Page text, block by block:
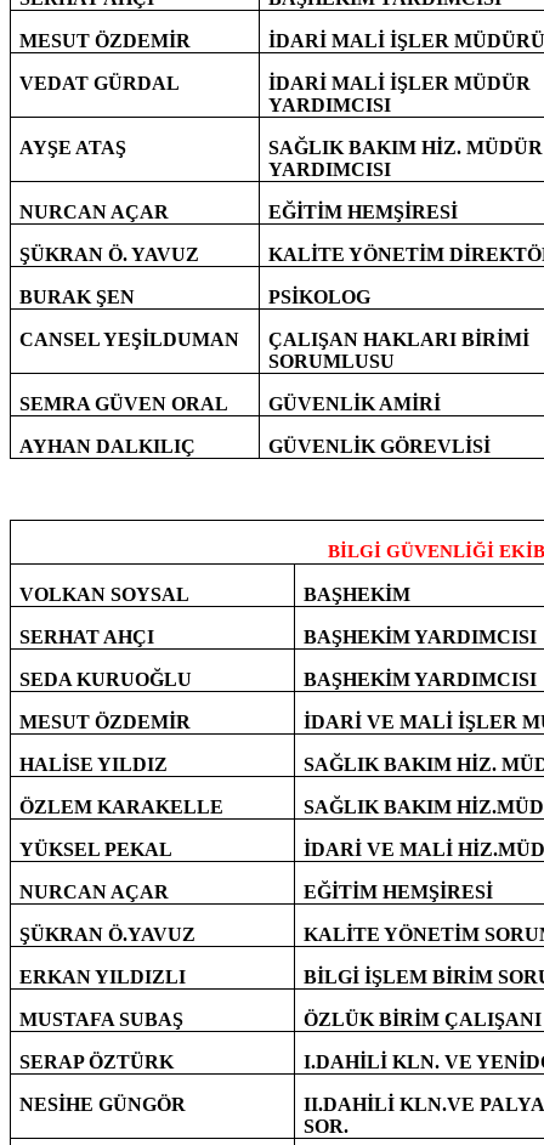
MESUT ÖZDEMİR İDARİ MALİ İŞLER
VEDAT GÜRDAL
İDARİ MALİ İŞLER MÜDÜR
YARDIMCISI
AYŞE ATAŞ
SAĞLIK BAKIM HİZ. MÜDÜR
YARDIMCISI
NURCAN AÇAR EĞİTİM HEMŞİRESİ
ŞÜKRAN Ö. YAVUZ KALİTE YÖNETİM
BURAK ŞEN PSİKOLOG
CANSEL YEŞİLDUMAN
ÇALIŞAN HAKLARI BİRİMİ
SORUMLUSU
SEMRA GÜVEN ORAL GÜVENLİK AMİRİ
AYHAN DALKILIÇ GÜVENLİK GÖREVLİSİ
BİLGİ GÜVENLİĞİ
VOLKAN SOYSAL BAŞHEKİM
SERHAT AHÇI BAŞHEKİM YARDIMCISI
SEDA KURUOĞLU BAŞHEKİM YARDIMCISI
MESUT ÖZDEMİR İDARİ VE MALİ İŞLER
HALİSE YILDIZ SAĞLIK BAKIM HİZ.
ÖZLEM KARAKELLE SAĞLIK BAKIM
YÜKSEL PEKAL İDARİ VE MALİ
NURCAN AÇAR EĞİTİM HEMŞİRESİ
ŞÜKRAN Ö.YAVUZ KALİTE YÖNETİM
ERKAN YILDIZLI BİLGİ İŞLEM BİRİM
MUSTAFA SUBAŞ ÖZLÜK BİRİM ÇALIŞANI
SERAP ÖZTÜRK I.DAHİLİ KLN. VE
NESİHE GÜNGÖR
II.DAHİLİ KLN.VE
SOR.